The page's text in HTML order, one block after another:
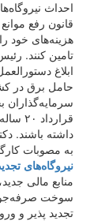
قانون رفع موانع
هزینه‌های
تامین کنند.
ابلاغ
حامل برق در
سرمایه‌گذاران
داشته باشند.
به مصوبات
نیروگاه‌های
منابع مالی
سوخت
تجدید پذیر و